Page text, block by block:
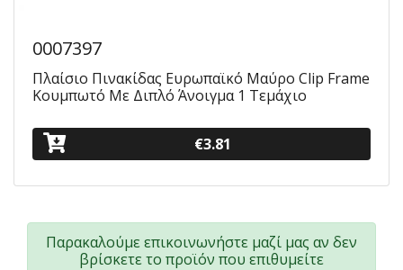
0007397
Πλαίσιο Πινακίδας Ευρωπαϊκό Μαύρο Clip Frame
Κουμπωτό Με Διπλό Άνοιγμα 1 Τεμάχιο
€3.81
Παρακαλούμε επικοινωνήστε μαζί μας αν δεν
βρίσκετε το προϊόν που επιθυμείτε